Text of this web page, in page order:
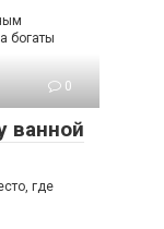
богаты
0
ванной
где